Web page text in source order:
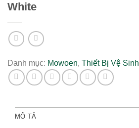
White
Danh mục: Mowoen, Thiết Bị Vệ Sinh
MÔ TẢ